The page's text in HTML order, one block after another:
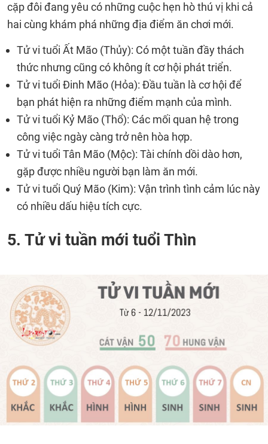
cặp đôi đang yêu có những cuộc hẹn hò thú vị khi cả
hai cùng khám phá những địa điểm ăn chơi mới.
Tử vi tuổi Ất Mão (Thủy): Có một tuần đầy thách
thức nhưng cũng có không ít cơ hội phát triển.
Tử vi tuổi Đinh Mão (Hỏa): Đầu tuần là cơ hội để
bạn phát hiện ra những điểm mạnh của mình.
Tử vi tuổi Kỷ Mão (Thổ): Các mối quan hệ trong
công việc ngày càng trở nên hòa hợp.
Tử vi tuổi Tân Mão (Mộc): Tài chính dồi dào hơn,
gặp được nhiều người bạn làm ăn mới.
Tử vi tuổi Quý Mão (Kim): Vận trình tình cảm lúc này
có nhiều dấu hiệu tích cực.
5. Tử vi tuần mới tuổi Thìn